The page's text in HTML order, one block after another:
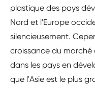
plastique des pays
Nord et l'Europe
silencieusement.
croissance du marché
dans les pays en
que l'Asie est le plus